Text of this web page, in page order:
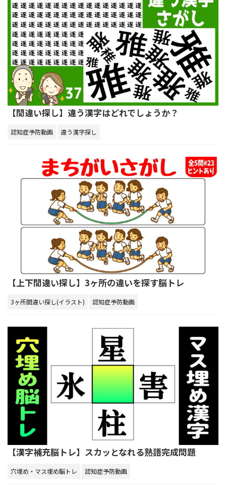
【間違い探し】違う漢字はどれでしょうか？
認知症予防動画 違う漢字探し
【上下間違い探し】3ヶ所の違いを探す脳トレ
3ヶ所間違い探し(イラスト) 認知症予防動画
【漢字補充脳トレ】スカッとなれる熟語完成問題
穴埋め・マス埋め脳トレ 認知症予防動画